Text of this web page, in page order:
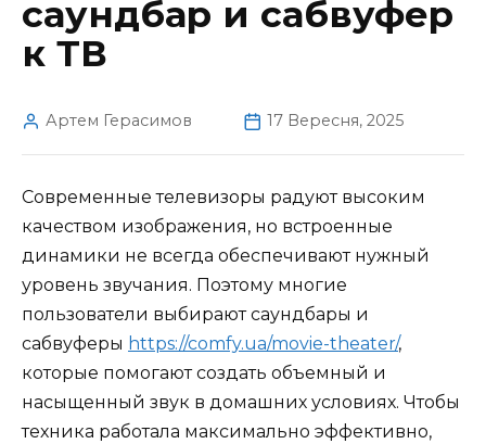
саундбар и сабвуфер
к ТВ
Артем Герасимов 17 Вересня, 2025
Современные телевизоры радуют высоким
качеством изображения, но встроенные
динамики не всегда обеспечивают нужный
уровень звучания. Поэтому многие
пользователи выбирают саундбары и
сабвуферы https://comfy.ua/movie-theater/,
которые помогают создать объемный и
насыщенный звук в домашних условиях. Чтобы
техника работала максимально эффективно,